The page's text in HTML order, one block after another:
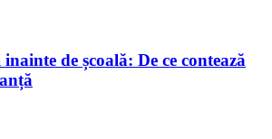
de școală: De ce contează